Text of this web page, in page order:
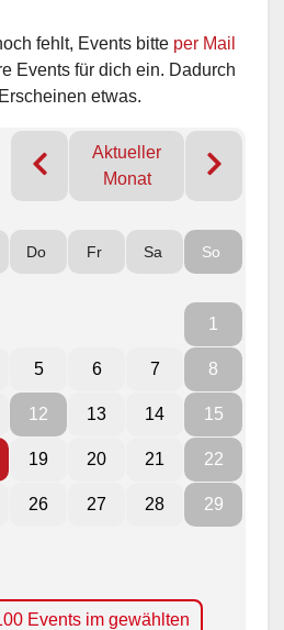
fehlt, Events bitte per Mail
Events für dich ein. Dadurch
etwas.
Aktueller
Monat
Do Fr Sa So
1
5 6 7 8
12 13 14 15
19 20 21 22
26 27 28 29
Events im gewählten